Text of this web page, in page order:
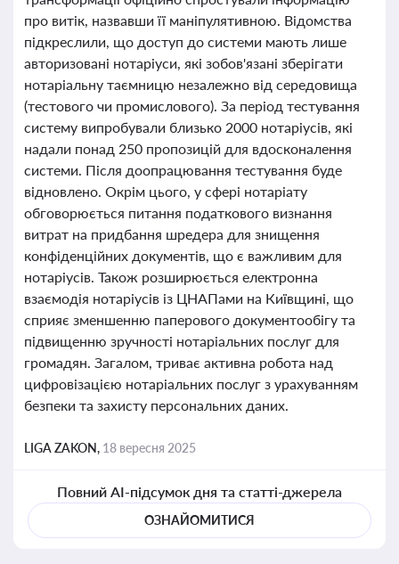
про витік, назвавши її маніпулятивною. Відомства
підкреслили, що доступ до системи мають лише
авторизовані нотаріуси, які зобов'язані зберігати
нотаріальну таємницю незалежно від середовища
(тестового чи промислового). За період тестування
систему випробували близько 2000 нотаріусів, які
надали понад 250 пропозицій для вдосконалення
системи. Після доопрацювання тестування буде
відновлено. Окрім цього, у сфері нотаріату
обговорюється питання податкового визнання
витрат на придбання шредера для знищення
конфіденційних документів, що є важливим для
нотаріусів. Також розширюється електронна
взаємодія нотаріусів із ЦНАПами на Київщині, що
сприяє зменшенню паперового документообігу та
підвищенню зручності нотаріальних послуг для
громадян. Загалом, триває активна робота над
цифровізацією нотаріальних послуг з урахуванням
безпеки та захисту персональних даних.
LIGA ZAKON, 18 вересня 2025
Повний AI-підсумок дня та статті-джерела
ОЗНАЙОМИТИСЯ